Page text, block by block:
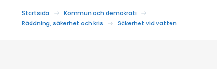
Startsida
Kommun och demokrati
Räddning, säkerhet och kris
Säkerhet vid vatten